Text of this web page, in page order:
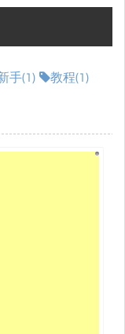
呈現，豐富的內容
手(1) 教程(1)